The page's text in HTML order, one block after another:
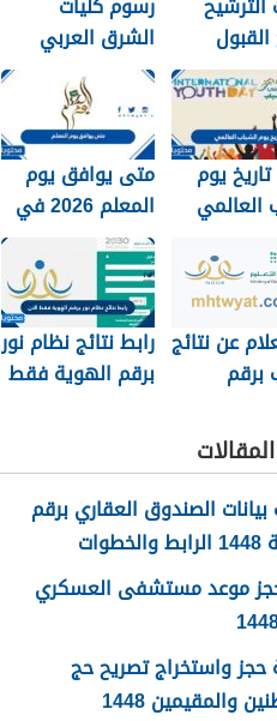
القبول
الملك خالد
الشرق العربي
1448 وكيفية
تسديد الرسوم
يوم
العالمي
متى يوافق يوم
المعلم 2026 في
جميع الدول
العربية
عن نتائج
برقم
رابط نتائج نظام نور
برقم الهوية فقط
الصندوق العقاري برقم
موعد مستشفى العسكري
حجز واستخراج تصريح حج
والمقيمين 1448